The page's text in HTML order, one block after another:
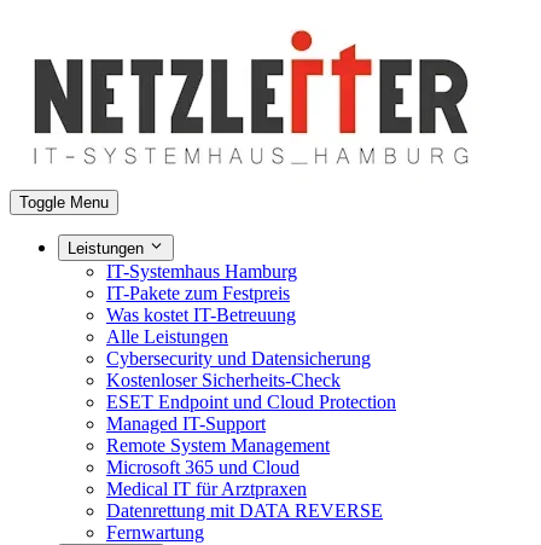
Toggle Menu
Leistungen
IT-Systemhaus Hamburg
IT-Pakete zum Festpreis
Was kostet IT-Betreuung
Alle Leistungen
Cybersecurity und Datensicherung
Kostenloser Sicherheits-Check
ESET Endpoint und Cloud Protection
Managed IT-Support
Remote System Management
Microsoft 365 und Cloud
Medical IT für Arztpraxen
Datenrettung mit DATA REVERSE
Fernwartung